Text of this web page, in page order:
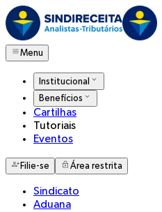
Menu
Institucional
Benefícios
Cartilhas
Tutoriais
Eventos
Filie-se Área restrita
Sindicato
Aduana